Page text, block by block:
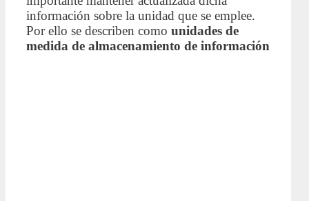
información sobre la unidad que se emplee.
Por ello se describen como unidades de
medida de almacenamiento de información